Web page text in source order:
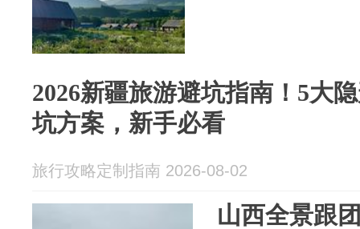
2026新疆旅游避坑指南！5大
坑方案，新手必看
旅行攻略定制指南 2026-08-02
山西全景跟